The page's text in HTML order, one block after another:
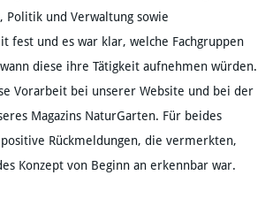
Politik und Verwaltung sowie
fest und es war klar, welche Fachgruppen
diese ihre Tätigkeit aufnehmen würden.
Vorarbeit bei unserer Website und bei der
Magazins NaturGarten. Für beides
Rückmeldungen, die vermerkten,
Konzept von Beginn an erkennbar war.